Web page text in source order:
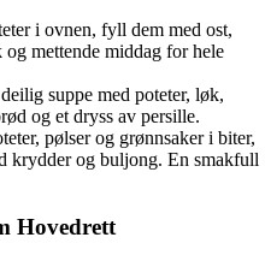
i ovnen, fyll dem med ost,
mettende middag for hele
suppe med poteter, løk,
og et dryss av persille.
pølser og grønnsaker i biter,
krydder og buljong. En smakfull
Hovedrett